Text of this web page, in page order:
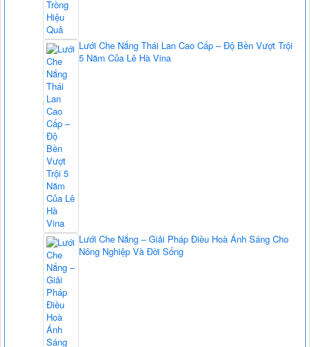
Lưới Che Nắng Thái Lan Cao Cấp – Độ Bền Vượt Trội
5 Năm Của Lê Hà Vina
Lưới Che Nắng – Giải Pháp Điều Hoà Ánh Sáng Cho
Nông Nghiệp Và Đời Sống